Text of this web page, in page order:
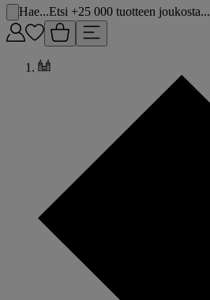
Hae...Etsi +25 000 tuotteen joukosta...